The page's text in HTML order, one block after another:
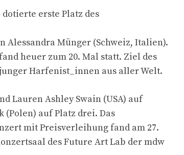
dotierte erste Platz des
Alessandra Münger (Schweiz, Italien).
heuer zum 20. Mal statt. Ziel des
Harfenist_innen aus aller Welt.
Lauren Ashley Swain (USA) auf
(Polen) auf Platz drei. Das
mit Preisverleihung fand am 27.
des Future Art Lab der mdw